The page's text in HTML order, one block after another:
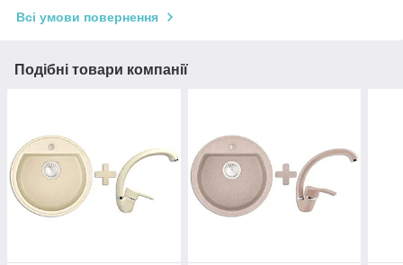
Всі умови повернення
Подібні товари компанії